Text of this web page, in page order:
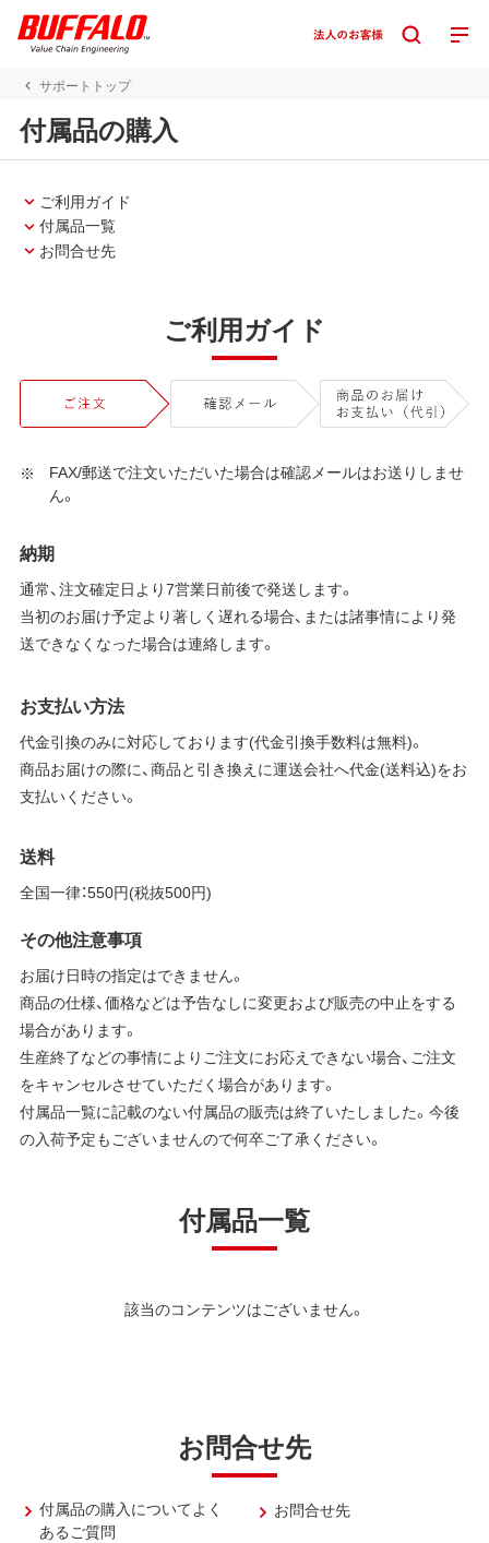
サポートトップ
付属品の購入
ご利用ガイド
付属品一覧
お問合せ先
ご利用ガイド
FAX/郵送で注文いただいた場合は確認メールはお送りしませ
ん。
納期
通常、注文確定日より7営業日前後で発送します。
当初のお届け予定より著しく遅れる場合、または諸事情により発
送できなくなった場合は連絡します。
お支払い方法
代金引換のみに対応しております(代金引換手数料は無料)。
商品お届けの際に、商品と引き換えに運送会社へ代金(送料込)をお
支払いください。
送料
全国一律：550円(税抜500円)
その他注意事項
お届け日時の指定はできません。
商品の仕様、価格などは予告なしに変更および販売の中止をする
場合があります。
生産終了などの事情によりご注文にお応えできない場合、ご注文
をキャンセルさせていただく場合があります。
付属品一覧に記載のない付属品の販売は終了いたしました。今後
の入荷予定もございませんので何卒ご了承ください。
付属品一覧
該当のコンテンツはございません。
お問合せ先
付属品の購入についてよく
あるご質問
お問合せ先